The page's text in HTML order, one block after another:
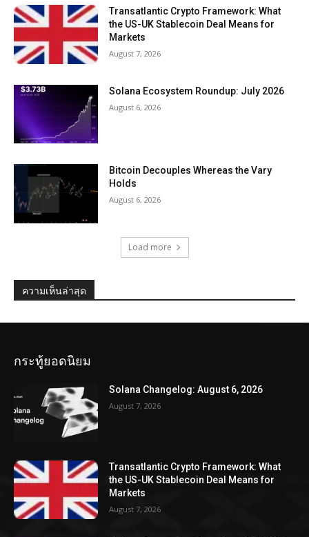
Transatlantic Crypto Framework: What
the US-UK Stablecoin Deal Means for
Markets
August 7, 2026
Solana Ecosystem Roundup: July 2026
August 6, 2026
Bitcoin Decouples Whereas the Vary
Holds
August 6, 2026
Load more
ความเห็นล่าสุด
กระทู้ยอดนิยม
Solana Changelog: August 6, 2026
August 7, 2026
Transatlantic Crypto Framework: What
the US-UK Stablecoin Deal Means for
Markets
August 7, 2026